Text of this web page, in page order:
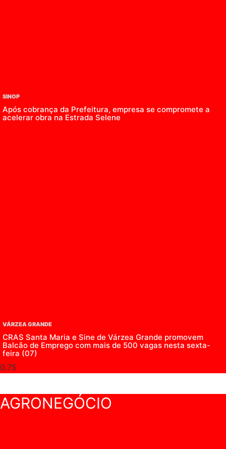
SINOP
Após cobrança da Prefeitura, empresa se compromete a
acelerar obra na Estrada Selene
VÁRZEA GRANDE
CRAS Santa Maria e Sine de Várzea Grande promovem
Balcão de Emprego com mais de 500 vagas nesta sexta-
feira (07)
AGRONEGÓCIO